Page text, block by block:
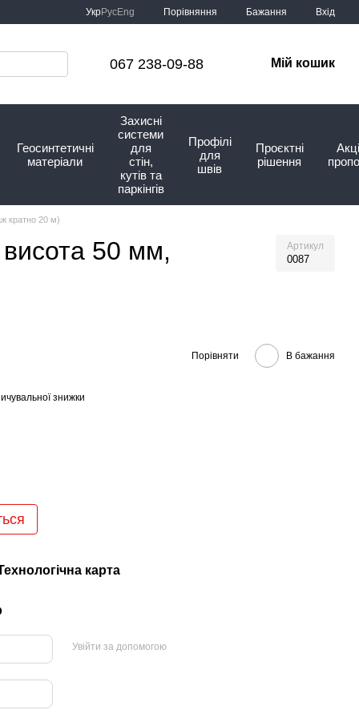
УкрРусEng Порівняння Бажання Вхід
067 238-09-88 Мій кошик
Геосинтетичні
матеріали
Захисні
системи
для
стін,
кутів та
паркінгів
Профілі
для
швів
Проєктні
рішення
кратно 20 м)
50 мм, Артикул
0087
Порівняти В бажання
знижки
карта
Увійти за допомогою